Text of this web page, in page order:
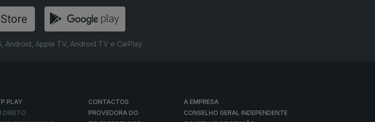
Android, Apple TV, Android TV e CarPlay
PLAY
DIRETO
CONTACTOS
PROVEDORA DO
A EMPRESA
CONSELHO GERAL INDEPENDENTE